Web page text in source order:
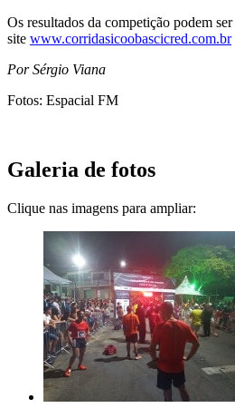
Os resultados da competição podem ser
site www.corridasicoobascicred.com.br
Por Sérgio Viana
Fotos: Espacial FM
Galeria de fotos
Clique nas imagens para ampliar: